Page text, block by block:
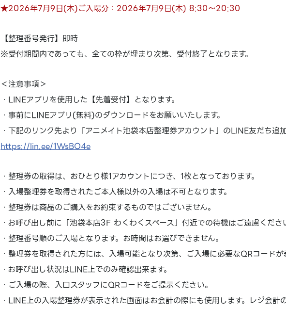
★2026年7月9日(木)ご入場分：2026年7月9日(木) 8:30～20:30
【整理番号発行】即時
※受付期間内であっても、全ての枠が埋まり次第、受付終了となります。
＜注意事項＞
・LINEアプリを使用した【先着受付】となります。
・事前にLINEアプリ(無料)のダウンロードをお願いいたします。
・下記のリンク先より「アニメイト池袋本店整理券アカウント」のLINE友だち追
https://lin.ee/1WsBO4e
・整理券の取得は、おひとり様1アカウントにつき、1枚となっております。
・入場整理券を取得されたご本人様以外の入場は不可となります。
・整理券は商品のご購入をお約束するものではございません。
・お呼び出し前に「池袋本店3F わくわくスペース」付近での待機はご遠慮くださ
・整理番号順のご入場となります。お時間はお選びできません。
・整理券を取得された方には、入場可能となり次第、ご入場に必要なQRコードが
・お呼び出し状況はLINE上でのみ確認出来ます。
・ご入場の際、入口スタッフにQRコードをご提示ください。
・LINE上の入場整理券が表示された画面はお会計の際にも使用します。レジ会計